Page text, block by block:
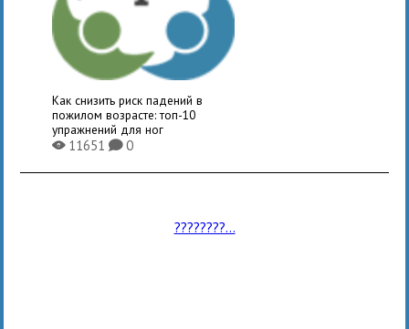
Как снизить риск падений в
пожилом возрасте: топ-10
упражнений для ног
X11651K0
????????...